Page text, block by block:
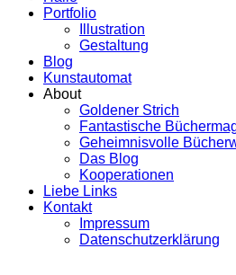
Portfolio
Illustration
Gestaltung
Blog
Kunstautomat
About
Goldener Strich
Fantastische
Geheimnisvolle
Das Blog
Kooperationen
Liebe Links
Kontakt
Impressum
Datenschutzerklärung